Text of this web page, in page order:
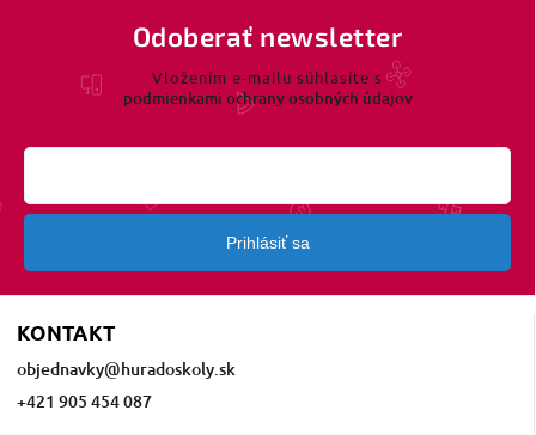
KONTAKT
objednavky@huradoskoly.sk
+421 905 454 087
Odoberať newsletter
Vložením e-mailu súhlasíte s
podmienkami ochrany osobných údajov
Prihlásiť sa